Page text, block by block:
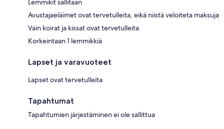
Lemmikit sallitaan
Avustajaeläimet ovat tervetulleita, eikä niistä veloiteta maksuja
Vain koirat ja kissat ovat tervetulleita
Korkeintaan 1 lemmikkiä
Lapset ja varavuoteet
Lapset ovat tervetulleita
Tapahtumat
Tapahtumien järjestäminen ei ole sallittua